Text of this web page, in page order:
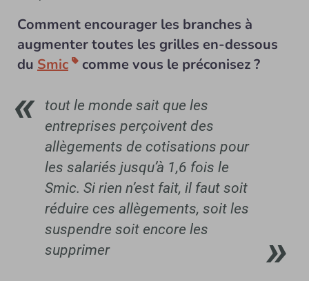
Comment encourager les branches à
augmenter toutes les grilles en-dessous
du Smic comme vous le préconisez ?
tout le monde sait que les
entreprises perçoivent des
allègements de cotisations pour
les salariés jusqu’à 1,6 fois le
Smic. Si rien n’est fait, il faut soit
réduire ces allègements, soit les
suspendre soit encore les
supprimer